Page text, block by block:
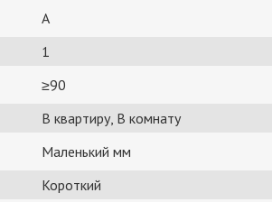
A
1
≥90
В квартиру, В комнату
Маленький мм
Короткий